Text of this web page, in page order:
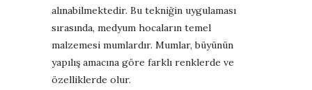
alınabilmektedir. Bu tekniğin uygulaması
sırasında, medyum hocaların temel
malzemesi mumlardır. Mumlar, büyünün
yapılış amacına göre farklı renklerde ve
özelliklerde olur.